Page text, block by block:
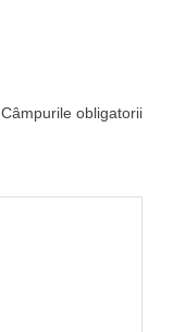
Câmpurile obligatorii